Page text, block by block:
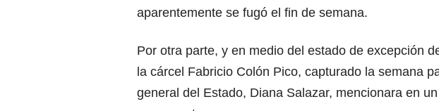
aparentemente se fugó el fin de semana.
Por otra parte, y en medio del estado de excepción
la cárcel Fabricio Colón Pico, capturado la semana
general del Estado, Diana Salazar, mencionara en